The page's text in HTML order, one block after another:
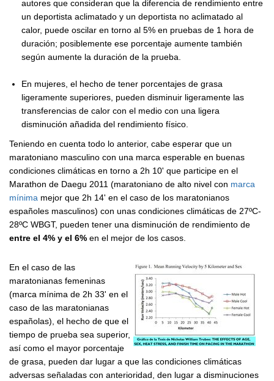
autores que consideran que la diferencia de rendimiento entre
un deportista aclimatado y un deportista no aclimatado al
calor, puede oscilar en torno al 5% en pruebas de 1 hora de
duración; posiblemente ese porcentaje aumente también
según aumente la duración de la prueba.
En mujeres, el hecho de tener porcentajes de grasa
ligeramente superiores, pueden disminuir ligeramente las
transferencias de calor con el medio con una ligera
disminución añadida del rendimiento físico.
Teniendo en cuenta todo lo anterior, cabe esperar que un
maratoniano masculino con una marca esperable en buenas
condiciones climáticas en torno a 2h 10' que participe en el
Marathon de Daegu 2011 (maratoniano de alto nivel con marca
mínima mejor que 2h 14' en el caso de los maratonianos
españoles masculinos) con unas condiciones climáticas de 27ºC-
28ºC WBGT, pueden tener una disminución de rendimiento de
entre el 4% y el 6% en el mejor de los casos.
En el caso de las
maratonianas femeninas
(marca mínima de 2h 33' en el
caso de las maratonianas
españolas), el hecho de que el
tiempo de prueba sea superior,
así como el mayor porcentaje
de grasa, pueden dar lugar a que las condiciones climáticas
adversas señaladas con anterioridad, den lugar a disminuciones